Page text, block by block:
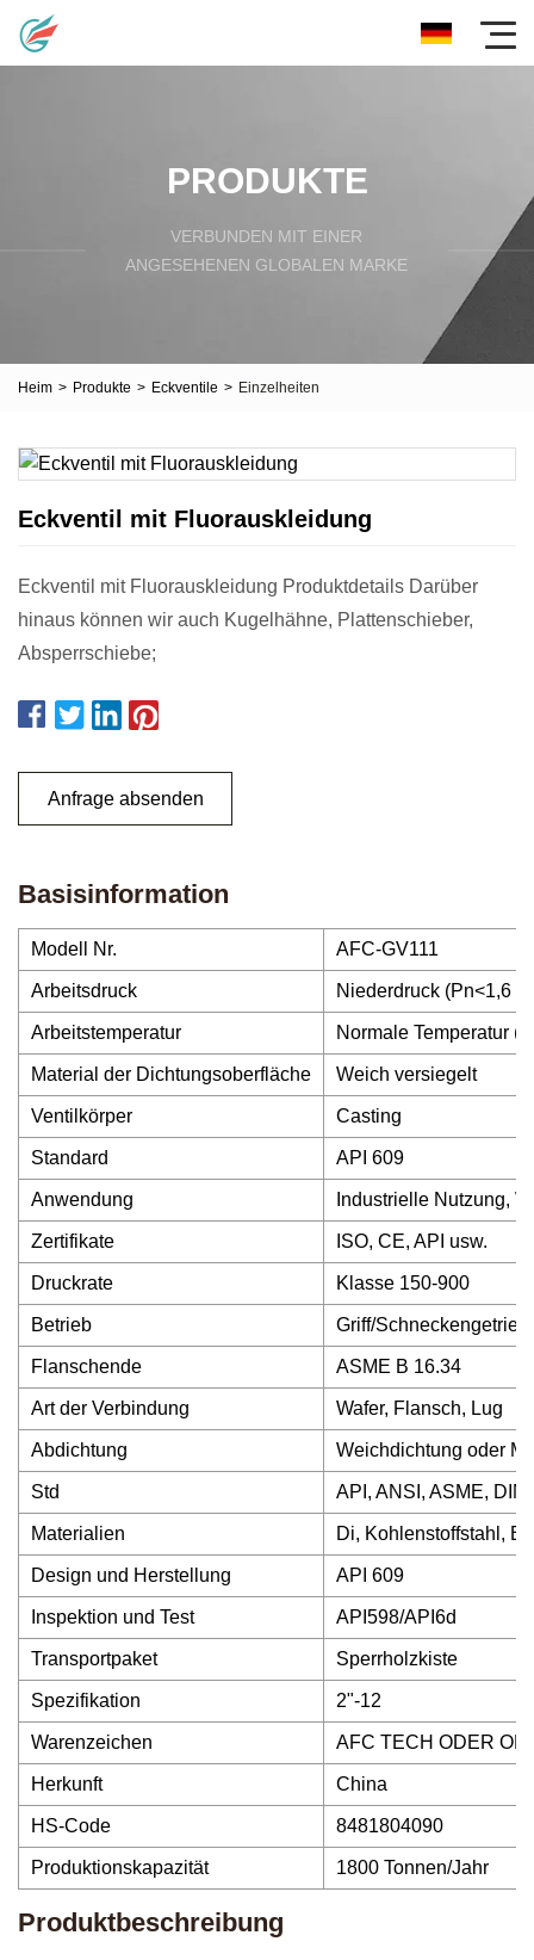
PRODUKTE
VERBUNDEN MIT EINER
ANGESEHENEN GLOBALEN MARKE
Heim > Produkte > Eckventile > Einzelheiten
Eckventil mit Fluorauskleidung
Eckventil mit Fluorauskleidung Produktdetails Darüber
hinaus können wir auch Kugelhähne, Plattenschieber,
Absperrschiebe;
Anfrage absenden
Basisinformation
Modell Nr. AFC-GV111
Arbeitsdruck Niederdruck (Pn<1,6
Arbeitstemperatur Normale Temperatur (-
Material der Dichtungsoberfläche Weich versiegelt
Ventilkörper Casting
Standard API 609
Anwendung Industrielle Nutzung,
Zertifikate ISO, CE, API usw.
Druckrate Klasse 150-900
Betrieb Griff/
Flanschende ASME B 16.34
Art der Verbindung Wafer, Flansch, Lug
Abdichtung Weichdichtung oder
Std API, ANSI, ASME,
Materialien Di, Kohlenstoffstahl,
Design und Herstellung API 609
Inspektion und Test API598/API6d
Transportpaket Sperrholzkiste
Spezifikation 2"-12
Warenzeichen AFC TECH ODER
Herkunft China
HS-Code 8481804090
Produktionskapazität 1800 Tonnen/Jahr
Produktbeschreibung